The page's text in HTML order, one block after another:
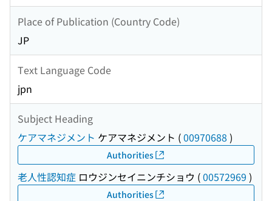
Place of Publication (Country Code)
JP
Text Language Code
jpn
Subject Heading
ケアマネジメント ケアマネジメント (00970688 )
Authorities
老人性認知症 ロウジンセイニンチショウ (00572969 )
Authorities